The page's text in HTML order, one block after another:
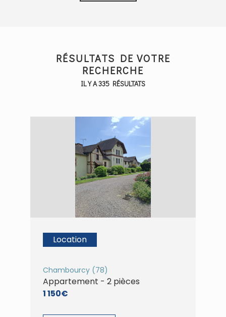
RÉSULTATS DE VOTRE
RECHERCHE
IL Y A 335 RÉSULTATS
Location
Chambourcy (78)
Appartement - 2 pièces
1 150€